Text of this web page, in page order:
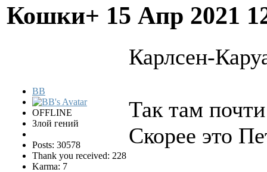
Кошки+ 15 Апр 2021
BB
OFFLINE
Злой гений
Posts: 30578
Thank you received: 228
Karma: 7
Карлсен-
Так там
Скорее это